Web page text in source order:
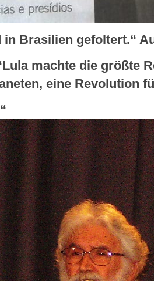
in Brasilien gefoltert.“
machte die größte
eine Revolution